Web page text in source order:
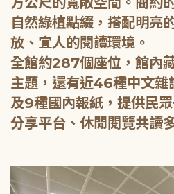
自然綠植點綴，搭配明亮
放、宜人的閱讀環境。
全館約287個座位，館內
主題，還有近46種中文雜
及9種國內報紙，提供民